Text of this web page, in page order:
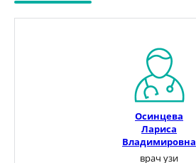
Осинцева
Лариса
Владимировна
врач узи